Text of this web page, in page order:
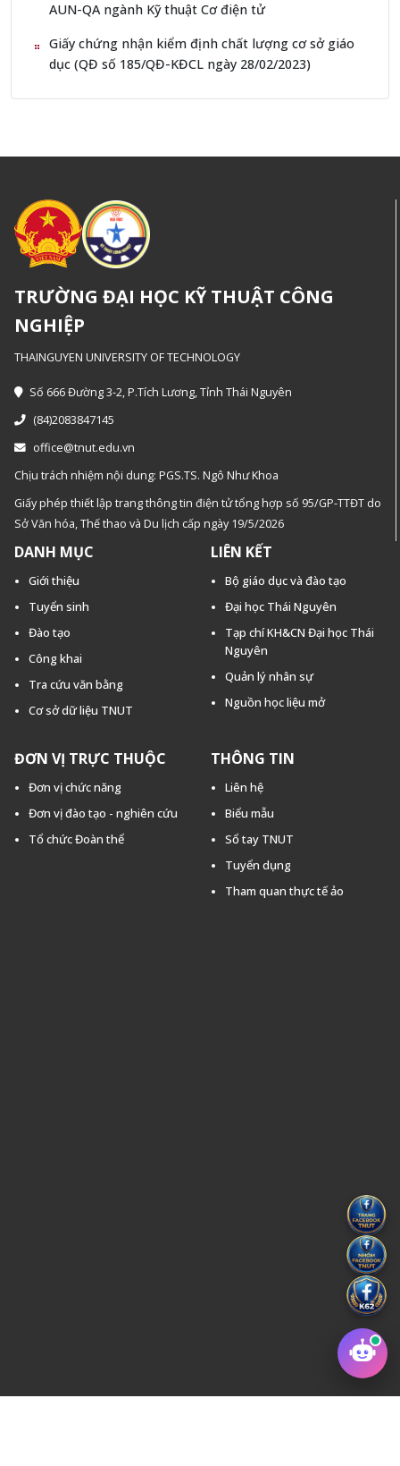
AUN-QA ngành Kỹ thuật Cơ điện tử
Giấy chứng nhận kiểm định chất lượng cơ sở giáo
dục (QĐ số 185/QĐ-KĐCL ngày 28/02/2023)
TRƯỜNG ĐẠI HỌC KỸ THUẬT CÔNG
NGHIỆP
THAINGUYEN UNIVERSITY OF TECHNOLOGY
Số 666 Đường 3-2, P.Tích Lương, Tỉnh Thái Nguyên
(84)2083847145
office@tnut.edu.vn
Chịu trách nhiệm nội dung: PGS.TS. Ngô Như Khoa
Giấy phép thiết lập trang thông tin điện tử tổng hợp số 95/GP-TTĐT do
Sở Văn hóa, Thế thao và Du lịch cấp ngày 19/5/2026
DANH MỤC
Giới thiệu
Tuyển sinh
Đào tạo
Công khai
Tra cứu văn bằng
Cơ sở dữ liệu TNUT
LIÊN KẾT
Bộ giáo dục và đào tạo
Đại học Thái Nguyên
Tạp chí KH&CN Đại học Thái
Nguyên
Quản lý nhân sự
Nguồn học liệu mở
ĐƠN VỊ TRỰC THUỘC
Đơn vị chức năng
Đơn vị đào tạo - nghiên cứu
Tổ chức Đoàn thể
THÔNG TIN
Liên hệ
Biểu mẫu
Sổ tay TNUT
Tuyển dụng
Tham quan thực tế ảo